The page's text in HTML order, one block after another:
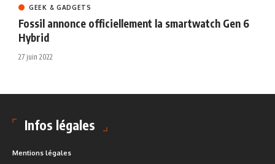
GEEK & GADGETS
Fossil annonce officiellement la smartwatch Gen 6
Hybrid
27 juin 2022
Infos légales
Mentions légales